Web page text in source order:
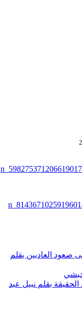
صعود العاديين بقلم
بقلم نبيل عبد